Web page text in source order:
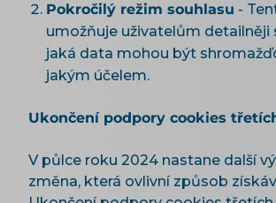
Pokročilý režim souhlasu -
umožňuje uživatelům detailněji
jaká data mohou být
jakým účelem.
Ukončení podpory cookies
V půlce roku 2024 nastane další
změna, která ovlivní způsob